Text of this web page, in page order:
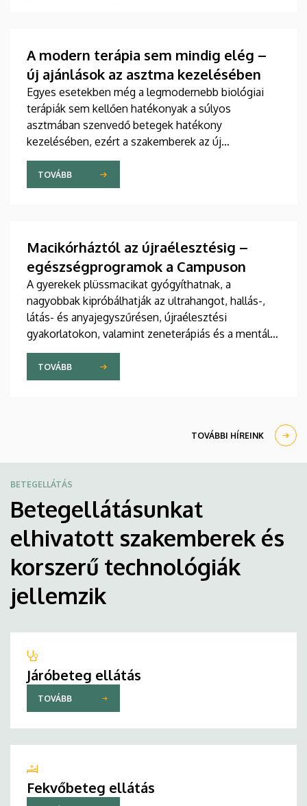
A modern terápia sem mindig elég –
új ajánlások az asztma kezelésében
Egyes esetekben még a legmodernebb biológiai
terápiák sem kellően hatékonyak a súlyos
asztmában szenvedő betegek hatékony
kezelésében, ezért a szakemberek az új
gyógyszerek kifejlesztésére irányuló kutatások
felgyorsítását sürgetik. A témában a közelmúltban
jelent meg tanulmány a világ egyik legrangosabb
szerzője a Debreceni Egyetem egyetemi tanára.
TOVÁBB
Macikórháztól az újraélesztésig –
egészségprogramok a Campuson
A gyerekek plüssmacikat gyógyíthatnak, a
nagyobbak kipróbálhatják az ultrahangot, hallás-,
látás- és anyajegyszűrésen, újraélesztési
gyakorlatokon, valamint zeneterápiás és a mentális
egészséget támogató prevenciós foglalkozásokon
is részt vehetnek a július 22-én kezdődő Campus
Fesztiválon. A Debreceni Egyetem Klinikai
Egyetem téren felállított faházaknál, illetve a
Központban.
TOVÁBB
TOVÁBBI HÍREINK
BETEGELLÁTÁS
Betegellátásunkat
elhivatott szakemberek és
korszerű technológiák
jellemzik
Járóbeteg ellátás
TOVÁBB
Fekvőbeteg ellátás